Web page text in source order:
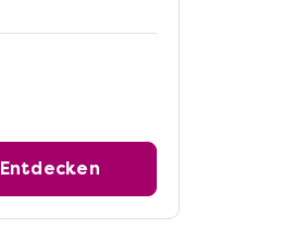
Entdecken